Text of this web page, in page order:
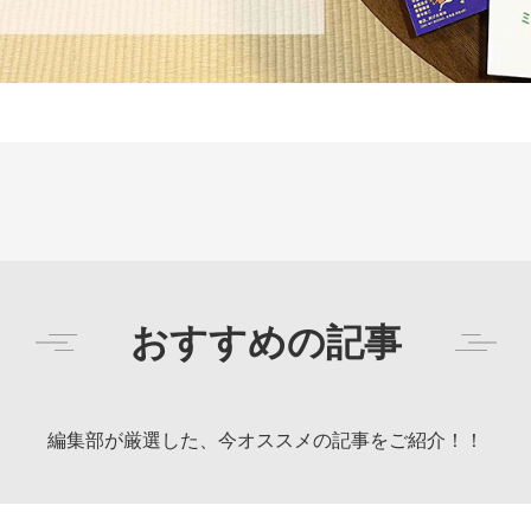
おすすめの記事
編集部が厳選した、今オススメの記事をご紹介！！